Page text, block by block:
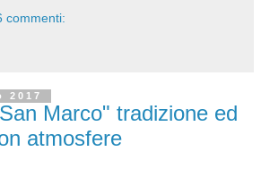
commenti:
2017
Marco" tradizione ed
atmosfere